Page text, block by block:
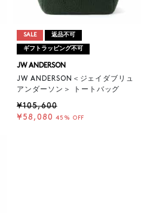
SALE 返品不可
ギフトラッピング不可
JW ANDERSON
JW ANDERSON＜ジェイダブリュ
アンダーソン＞ トートバッグ
¥105,600
¥58,080 45% OFF